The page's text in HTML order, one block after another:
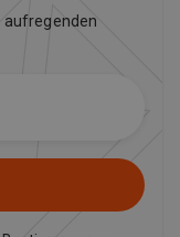
aufregenden